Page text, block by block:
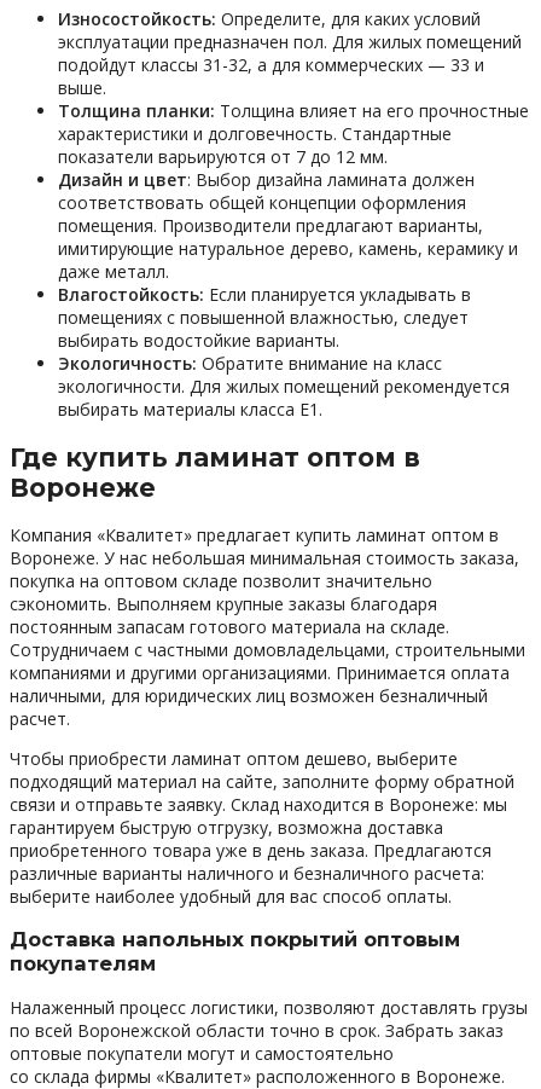
Износостойкость: Определите, для каких условий
эксплуатации предназначен пол. Для жилых помещений
подойдут классы 31-32, а для коммерческих — 33 и
выше.
Толщина планки: Толщина влияет на его прочностные
характеристики и долговечность. Стандартные
показатели варьируются от 7 до 12 мм.
Дизайн и цвет: Выбор дизайна ламината должен
соответствовать общей концепции оформления
помещения. Производители предлагают варианты,
имитирующие натуральное дерево, камень, керамику и
даже металл.
Влагостойкость: Если планируется укладывать в
помещениях с повышенной влажностью, следует
выбирать водостойкие варианты.
Экологичность: Обратите внимание на класс
экологичности. Для жилых помещений рекомендуется
выбирать материалы класса E1.
Где купить ламинат оптом в
Воронеже
Компания «Квалитет» предлагает купить ламинат оптом в
Воронеже. У нас небольшая минимальная стоимость заказа,
покупка на оптовом складе позволит значительно
сэкономить. Выполняем крупные заказы благодаря
постоянным запасам готового материала на складе.
Сотрудничаем с частными домовладельцами, строительными
компаниями и другими организациями. Принимается оплата
наличными, для юридических лиц возможен безналичный
расчет.
Чтобы приобрести ламинат оптом дешево, выберите
подходящий материал на сайте, заполните форму обратной
связи и отправьте заявку. Склад находится в Воронеже: мы
гарантируем быструю отгрузку, возможна доставка
приобретенного товара уже в день заказа. Предлагаются
различные варианты наличного и безналичного расчета:
выберите наиболее удобный для вас способ оплаты.
Доставка напольных покрытий оптовым
покупателям
Налаженный процесс логистики, позволяют доставлять грузы
по всей Воронежской области точно в срок. Забрать заказ
оптовые покупатели могут и самостоятельно
со склада фирмы «Квалитет» расположенного в Воронеже.